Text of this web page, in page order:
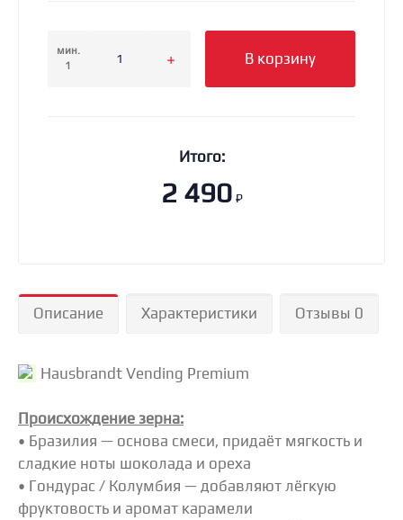
мин.
1
В корзину
Итого:
2 490 ₽
Описание Характеристики Отзывы 0
Hausbrandt Vending Premium
Происхождение зерна:
• Бразилия — основа смеси, придаёт мягкость и
сладкие ноты шоколада и ореха
• Гондурас / Колумбия — добавляют лёгкую
фруктовость и аромат карамели